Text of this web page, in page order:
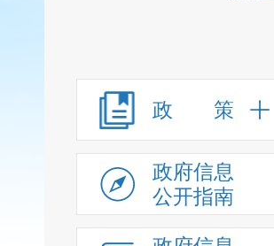
政 策
政府信息
公开指南